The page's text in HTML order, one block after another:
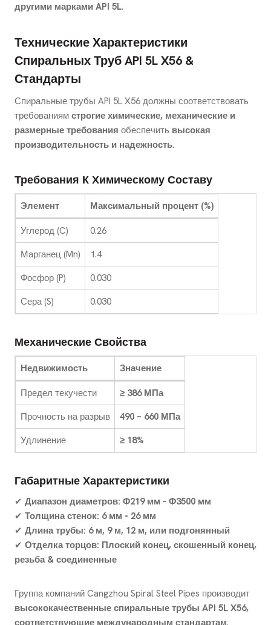
другими марками API 5L.
Технические Характеристики
Спиральных Труб API 5L X56 &
Стандарты
Спиральные трубы API 5L X56 должны соответствовать
требованиям строгие химические, механические и
размерные требования обеспечить высокая
производительность и надежность.
Требования К Химическому Составу
Элемент Максимальный процент (%)
Углерод (C)
0.26
Марганец (Mn)
1.4
Фосфор (P)
0.030
Сера (S)
0.030
Механические Свойства
Недвижимость Значение
Предел текучести
≥ 386 МПа
Прочность на разрыв
490 – 660 МПа
Удлинение
≥ 18%
Габаритные Характеристики
✔ Диапазон диаметров: Φ219 мм - Φ3500 мм
✔ Толщина стенок: 6 мм - 26 мм
✔ Длина трубы: 6 м, 9 м, 12 м, или подгонянный
✔ Отделка торцов: Плоский конец, скошенный конец,
резьба & соединенные
Группа компаний Cangzhou Spiral Steel Pipes производит
высококачественные спиральные трубы API 5L X56,
соответствующие международным стандартам.